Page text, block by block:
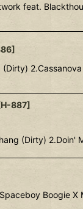
feat.
]
(Dirty)
H-887]
(Dirty)
Boogie